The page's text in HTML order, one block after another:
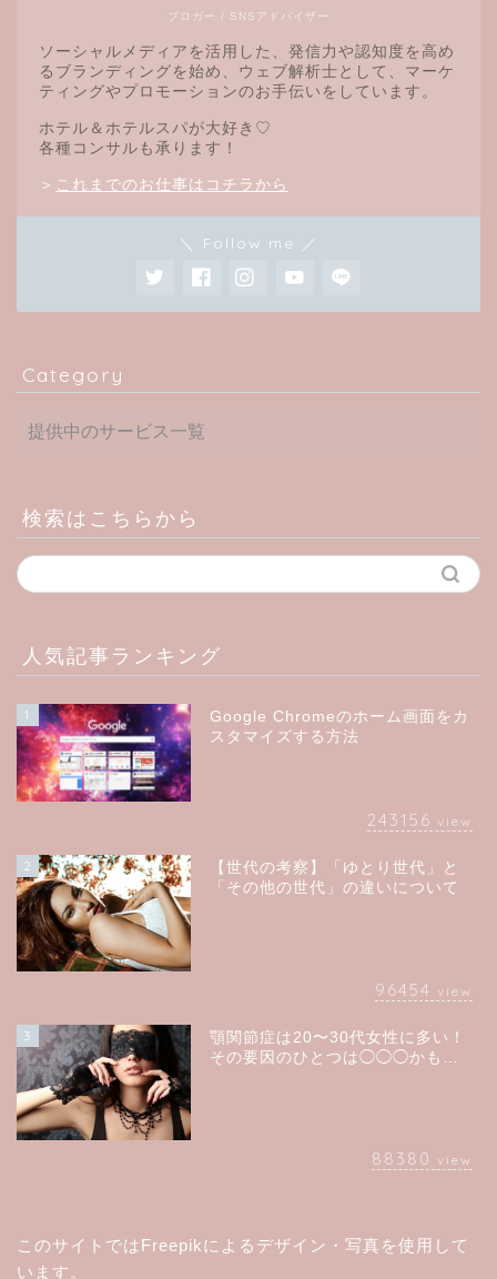
ブロガー / SNSアドバイザー
ソーシャルメディアを活用した、発信力や認知度を高め
るブランディングを始め、ウェブ解析士として、マーケ
ティングやプロモーションのお手伝いをしています。
ホテル＆ホテルスパが大好き♡
各種コンサルも承ります！
＞ これまでのお仕事はコチラから
＼ Follow me ／
Category
検索はこちらから
人気記事ランキング
1
Google Chromeのホーム画面をカ
スタマイズする方法
243156 view
2
【世代の考察】「ゆとり世代」と
「その他の世代」の違いについて
96454 view
3
顎関節症は20〜30代女性に多い！
その要因のひとつは◯◯◯かも…
88380 view
このサイトではFreepikによるデザイン・写真を使用して
います。